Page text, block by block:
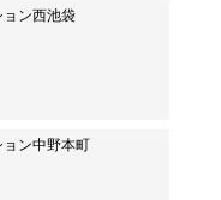
ン西池袋
ン中野本町